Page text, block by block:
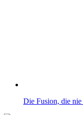
Die Fusion, die